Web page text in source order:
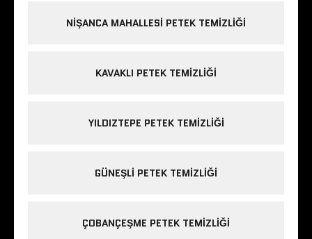
NIŞANCA MAHALLESI PETEK TEMIZLIĞI
KAVAKLI PETEK TEMIZLIĞI
YILDIZTEPE PETEK TEMIZLIĞI
GÜNEŞLI PETEK TEMIZLIĞI
ÇOBANÇEŞME PETEK TEMIZLIĞI